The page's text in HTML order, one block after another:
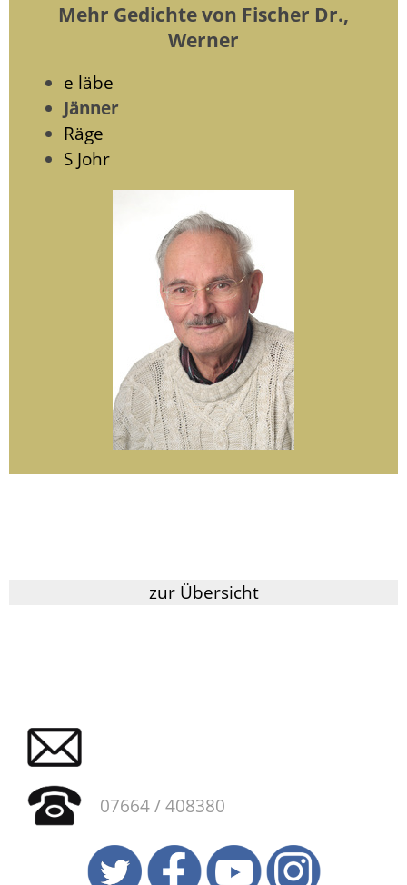
Mehr Gedichte von Fischer Dr.,
Werner
e läbe
Jänner
Räge
S Johr
zur Übersicht
07664 / 408380